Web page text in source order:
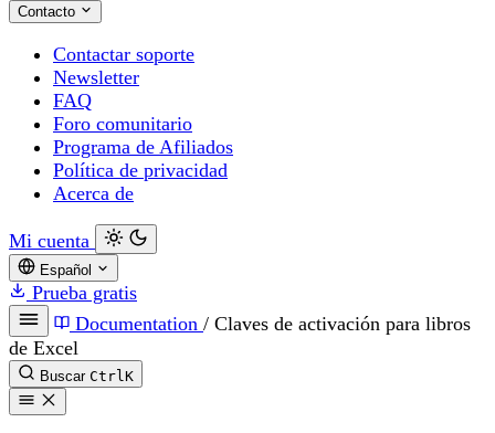
Contacto
Contactar soporte
Newsletter
FAQ
Foro comunitario
Programa de Afiliados
Política de privacidad
Acerca de
Mi cuenta
Español
Prueba gratis
Documentation / Claves de activación para libros
de Excel
Buscar CtrlK